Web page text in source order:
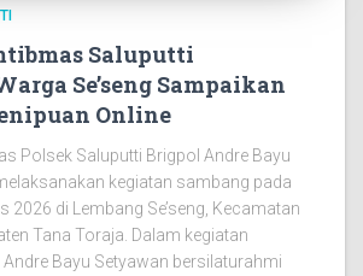
Saluputti
Se’seng Sampaikan
Online
Polsek Saluputti Brigpol Andre Bayu
kegiatan sambang pada
2026 di Lembang Se’seng, Kecamatan
Tana Toraja. Dalam kegiatan
Bayu Setyawan bersilaturahmi